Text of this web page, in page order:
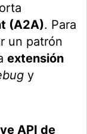
(A2A). Para
un patrón
extensión
y
API de